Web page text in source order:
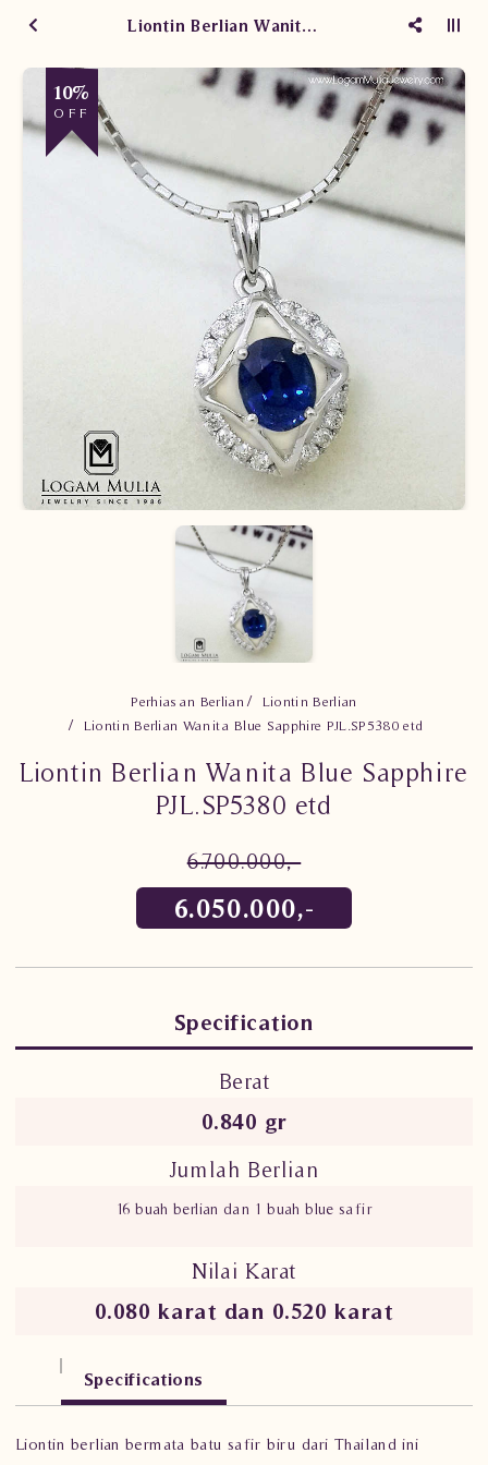
Liontin Berlian Wanita Blue Sapphire PJL.SP5380 etd
10%
OFF
Perhiasan Berlian
Liontin Berlian
Liontin Berlian Wanita Blue Sapphire PJL.SP5380 etd
Liontin Berlian Wanita Blue Sapphire
PJL.SP5380 etd
6.700.000,-
6.050.000,-
Specification
Berat
0.840 gr
Jumlah Berlian
16 buah berlian dan 1 buah blue safir
Nilai Karat
0.080 karat dan 0.520 karat
Specifications
Liontin berlian bermata batu safir biru dari Thailand ini